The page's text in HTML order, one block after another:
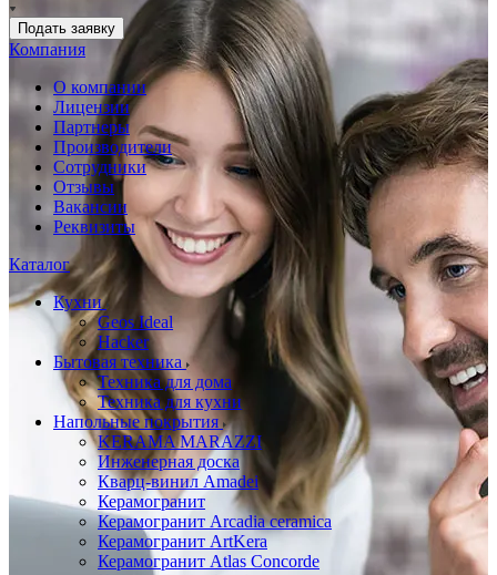
Подать заявку
Компания
О компании
Лицензии
Партнеры
Производители
Сотрудники
Отзывы
Вакансии
Реквизиты
Каталог
Кухни
Geos Ideal
Hacker
Бытовая техника
Техника для дома
Техника для кухни
Напольные покрытия
KERAMA MARAZZI
Инженерная доска
Кварц-винил Amadei
Керамогранит
Керамогранит Arcadia ceramica
Керамогранит ArtKera
Керамогранит Atlas Concorde